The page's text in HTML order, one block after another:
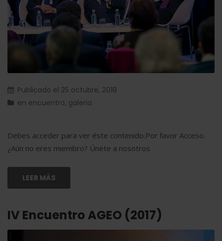
Publicado el 25 octubre, 2018
en encuentro, galeria
Debes acceder para ver éste contenido.Por favor Acceso.
¿Aún no eres miembro? Únete a nosotros
LEER MÁS
IV Encuentro AGEO (2017)